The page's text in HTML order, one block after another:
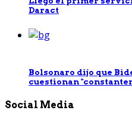
Daract
Bolsonaro dijo que
cuestionan
Social Media